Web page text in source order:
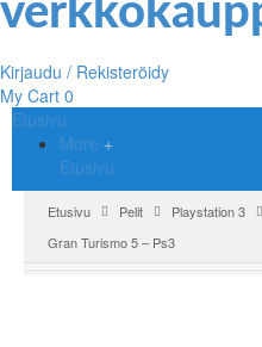
Kirjaudu / Rekisteröidy
My Cart 0
Etusivu
More
Etusivu
Etusivu Pelit Playstation 3
Gran Turismo 5 – Ps3